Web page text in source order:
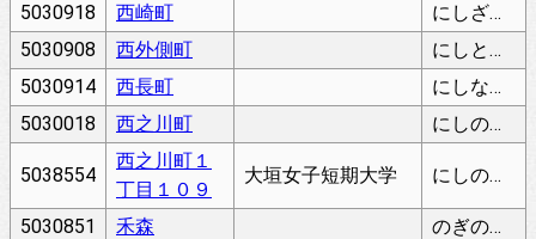
5030918
西崎町
にしざきちょう
5030908
西外側町
にしとがわちょう
5030914
西長町
にしながちょう
5030018
西之川町 にしのかわちょう
5038554
西之川町１
丁目１０９
大垣女子短期大学 にしのかわちょう
5030851 禾森
のぎのもり